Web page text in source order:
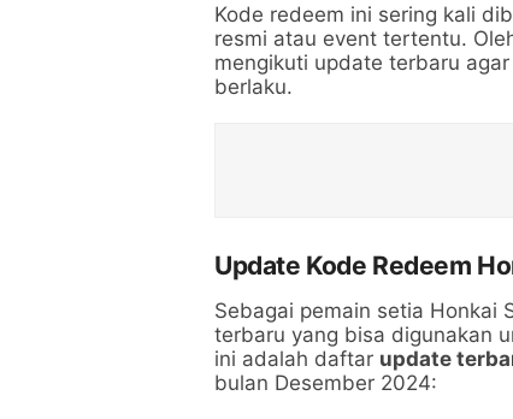
Kode redeem ini sering kali
resmi atau event tertentu.
mengikuti update terbaru
berlaku.
Update Kode Redeem
Sebagai pemain setia Honkai
terbaru yang bisa digunakan
ini adalah daftar update
bulan Desember 2024: